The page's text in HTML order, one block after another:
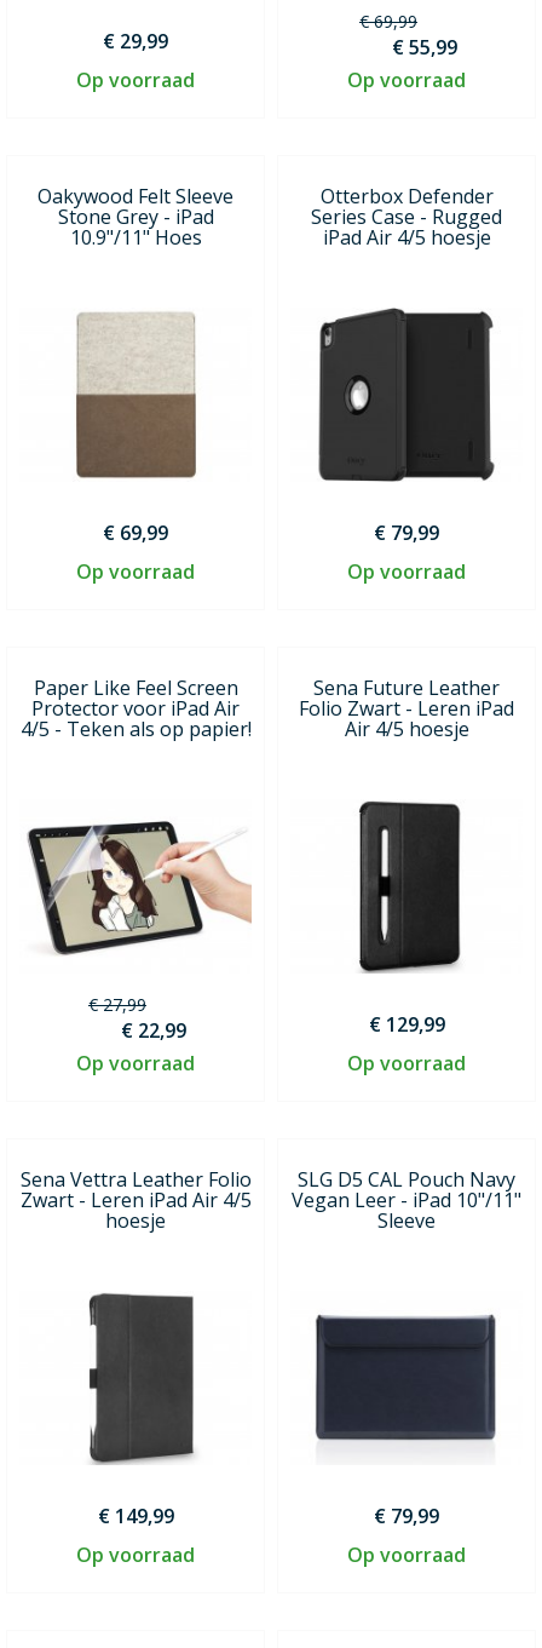
€ 29,99
Op voorraad
€ 69,99
€ 55,99
Op voorraad
Oakywood Felt Sleeve
Stone Grey - iPad
10.9"/11" Hoes
€ 69,99
Op voorraad
Otterbox Defender
Series Case - Rugged
iPad Air 4/5 hoesje
€ 79,99
Op voorraad
Paper Like Feel Screen
Protector voor iPad Air
4/5 - Teken als op papier!
€ 27,99
€ 22,99
Op voorraad
Sena Future Leather
Folio Zwart - Leren iPad
Air 4/5 hoesje
€ 129,99
Op voorraad
Sena Vettra Leather Folio
Zwart - Leren iPad Air 4/5
hoesje
€ 149,99
Op voorraad
SLG D5 CAL Pouch Navy
Vegan Leer - iPad 10"/11"
Sleeve
€ 79,99
Op voorraad